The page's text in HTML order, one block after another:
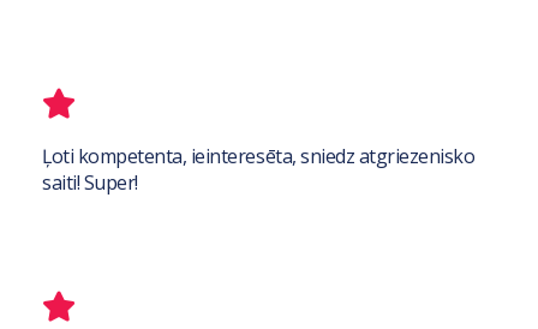
Ļoti kompetenta, ieinteresēta, sniedz atgriezenisko
saiti! Super!